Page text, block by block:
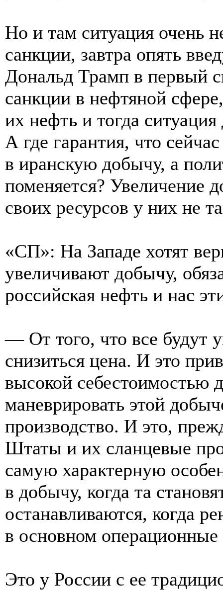
Но и там ситуация очень
санкции, завтра опять
Дональд Трамп в первый
санкции в нефтяной
их нефть и тогда
А где гарантия, что
в иранскую добычу, а
поменяется? Увеличение
своих ресурсов у них не
«СП»: На Западе хотят
увеличивают добычу,
российская нефть и нас
— От того, что все будут
снизиться цена. И это
высокой себестоимостью
маневрировать этой
производство. И это,
Штаты и их сланцевые
самую характерную
в добычу, когда та
останавливаются, когда
в основном операционные
Это у России с ее